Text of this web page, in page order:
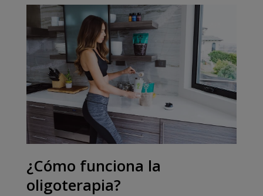
¿Cómo funciona la
oligoterapia?